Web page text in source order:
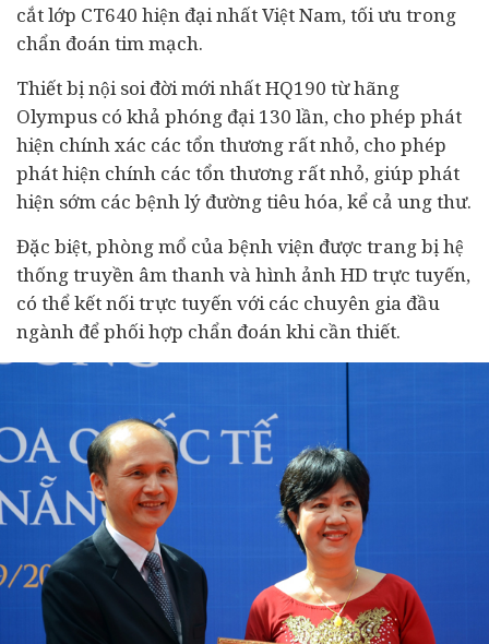
cắt lớp CT640 hiện đại nhất Việt Nam, tối ưu trong
chẩn đoán tim mạch.
Thiết bị nội soi đời mới nhất HQ190 từ hãng
Olympus có khả phóng đại 130 lần, cho phép phát
hiện chính xác các tổn thương rất nhỏ, cho phép
phát hiện chính các tổn thương rất nhỏ, giúp phát
hiện sớm các bệnh lý đường tiêu hóa, kể cả ung thư.
Đặc biệt, phòng mổ của bệnh viện được trang bị hệ
thống truyền âm thanh và hình ảnh HD trực tuyến,
có thể kết nối trực tuyến với các chuyên gia đầu
ngành để phối hợp chẩn đoán khi cần thiết.